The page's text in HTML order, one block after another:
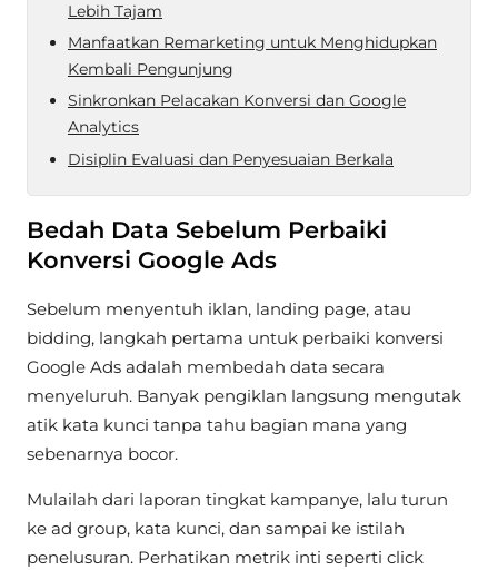
Lebih Tajam
Manfaatkan Remarketing untuk Menghidupkan
Kembali Pengunjung
Sinkronkan Pelacakan Konversi dan Google
Analytics
Disiplin Evaluasi dan Penyesuaian Berkala
Bedah Data Sebelum Perbaiki
Konversi Google Ads
Sebelum menyentuh iklan, landing page, atau
bidding, langkah pertama untuk perbaiki konversi
Google Ads adalah membedah data secara
menyeluruh. Banyak pengiklan langsung mengutak
atik kata kunci tanpa tahu bagian mana yang
sebenarnya bocor.
Mulailah dari laporan tingkat kampanye, lalu turun
ke ad group, kata kunci, dan sampai ke istilah
penelusuran. Perhatikan metrik inti seperti click